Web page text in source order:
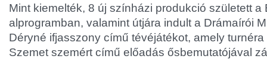
Mint kiemelték, 8 új színházi produkció született a
alprogramban, valamint útjára indult a Drámaírói
Déryné ifjasszony című tévéjátékot, amely
Szemet szemért című előadás ősbemutatójával